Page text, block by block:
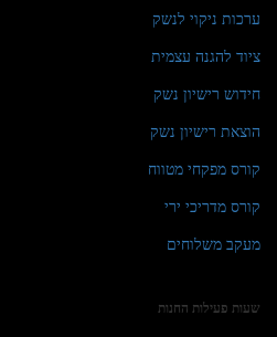
ערכות ניקוי לנשק
ציוד להגנה עצמית
חידוש רישיון נשק
הוצאת רישיון נשק
קורס מפקחי מטווח
קורס מדריכי ירי
מעקב משלוחים
שעות פעילות החנות